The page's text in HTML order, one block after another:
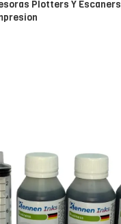
Plotters Y Escaners